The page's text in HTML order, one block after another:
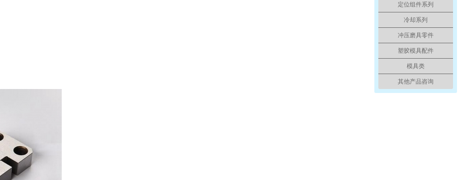
定位组件系列
冷却系列
冲压磨具零件
塑胶模具配件
模具类
其他产品咨询